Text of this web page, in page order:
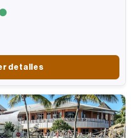
mayores
con movilidad reducida
detalles